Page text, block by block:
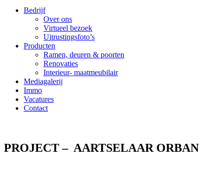
Bedrijf
Over ons
Virtueel bezoek
Uitrustingsfoto’s
Producten
Ramen, deuren & poorten
Renovaties
Interieur- maatmeubilair
Mediagalerij
Immo
Vacatures
Contact
PROJECT – AARTSELAAR ORBAN